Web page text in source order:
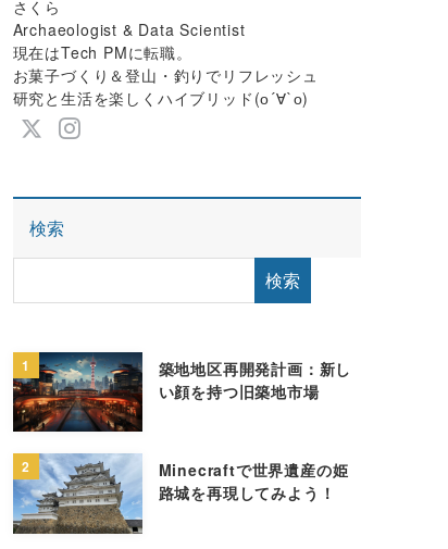
さくら
Archaeologist & Data Scientist
現在はTech PMに転職。
お菓子づくり＆登山・釣りでリフレッシュ
研究と生活を楽しくハイブリッド(о´∀`о)
検索
検索
1
築地地区再開発計画：新し
い顔を持つ旧築地市場
2
Minecraftで世界遺産の姫
路城を再現してみよう！